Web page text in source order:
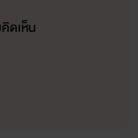
ดเห็น